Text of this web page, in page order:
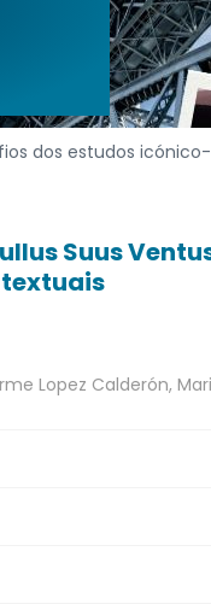
dos estudos
Suus
Lopez Calderón,